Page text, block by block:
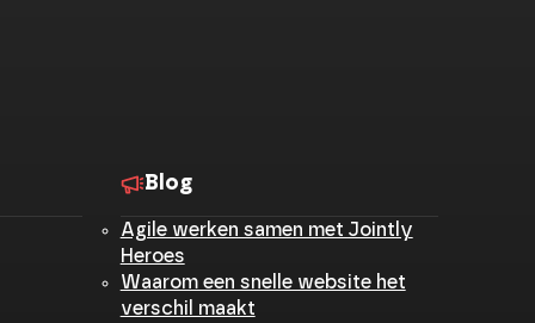
Blog
Agile werken samen met Jointly
Heroes
Waarom een snelle website het
verschil maakt